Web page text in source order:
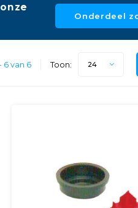
Onderdeel
6 van 6 Toon: 24